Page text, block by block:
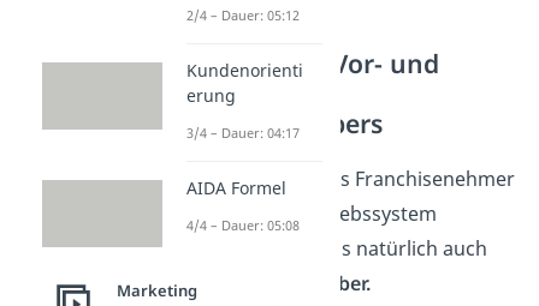
Franchising Vor- und
Nachteile:
Franchisegebers
Aber, so wie du als Franchisenehmer
vom neuen Vertriebssystem
tut das natürlich auch
dein
Franchisegeber.
2/4 – Dauer: 05:12
Kundenorienti
erung
3/4 – Dauer: 04:17
AIDA Formel
4/4 – Dauer: 05:08
Marketing